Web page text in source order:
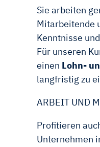
Sie arbeiten
Mitarbeitende
Kenntnisse
Für unseren
einen Lohn-
langfristig zu
ARBEIT UND
Profitieren
Unternehmen